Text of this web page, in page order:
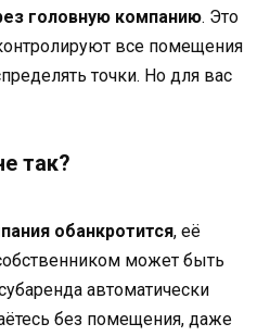
головную компанию. Это
все помещения
точки. Но для вас
так?
обанкротится, её
может быть
автоматически
без помещения, даже